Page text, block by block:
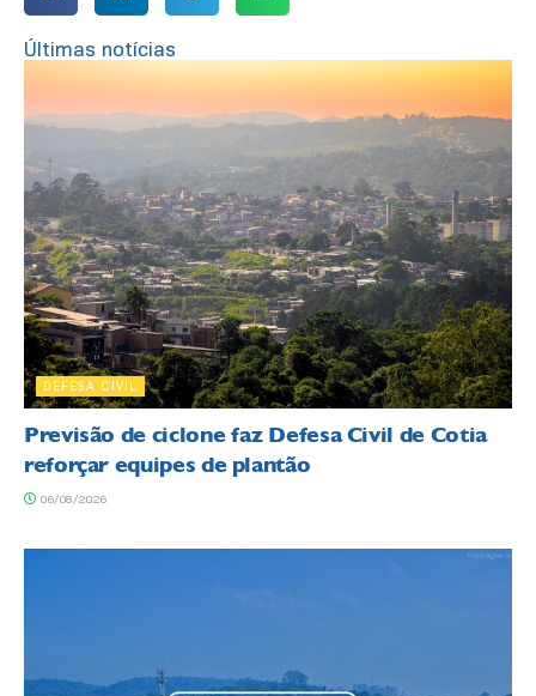
Últimas notícias
DEFESA CIVIL
Previsão de ciclone faz Defesa Civil de Cotia
reforçar equipes de plantão
06/08/2026